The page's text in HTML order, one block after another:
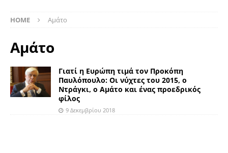
HOME Αμάτο
Αμάτο
Γιατί η Ευρώπη τιμά τον Προκόπη
Παυλόπουλο: Οι νύχτες του 2015, ο
Ντράγκι, ο Αμάτο και ένας προεδρικός
φίλος
9 Δεκεμβρίου 2018